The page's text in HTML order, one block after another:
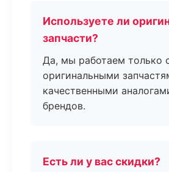
Используете ли
запчасти?
Да, мы работаем только
оригинальными
качественными
брендов.
Есть ли у вас скидки?